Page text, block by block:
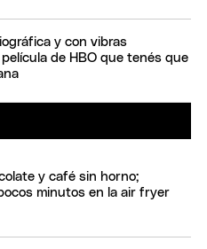
y con vibras
película de HBO que tenés que
y café sin horno;
minutos en la air fryer